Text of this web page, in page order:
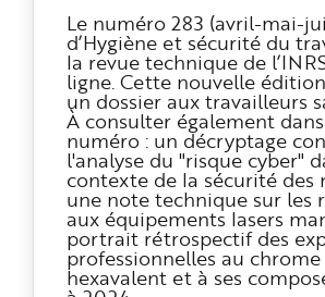
Le numéro 283 (avril-mai-
d’Hygiène et sécurité du
la revue technique de
ligne. Cette nouvelle
un dossier aux travailleurs
À consulter également
numéro : un décryptage
l'analyse du "risque cyber"
contexte de la sécurité des
une note technique sur les
aux équipements lasers
portrait rétrospectif des
professionnelles au chrome
hexavalent et à ses